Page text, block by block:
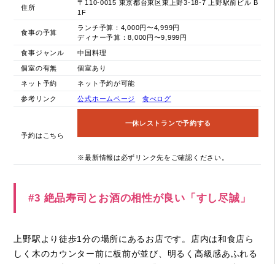
住所
〒110-0015 東京都台東区東上野3-18-7 上野駅前ビル B
1F
食事の予算
ランチ予算：4,000円〜4,999円
ディナー予算：8,000円〜9,999円
食事ジャンル 中国料理
個室の有無 個室あり
ネット予約 ネット予約が可能
参考リンク 公式ホームページ 食べログ
予約はこちら
一休レストランで予約する
※最新情報は必ずリンク先をご確認ください。
#3 絶品寿司とお酒の相性が良い「すし尽誠」
上野駅より徒歩1分の場所にあるお店です。店内は和食店ら
しく木のカウンター前に板前が並び、明るく高級感あふれる